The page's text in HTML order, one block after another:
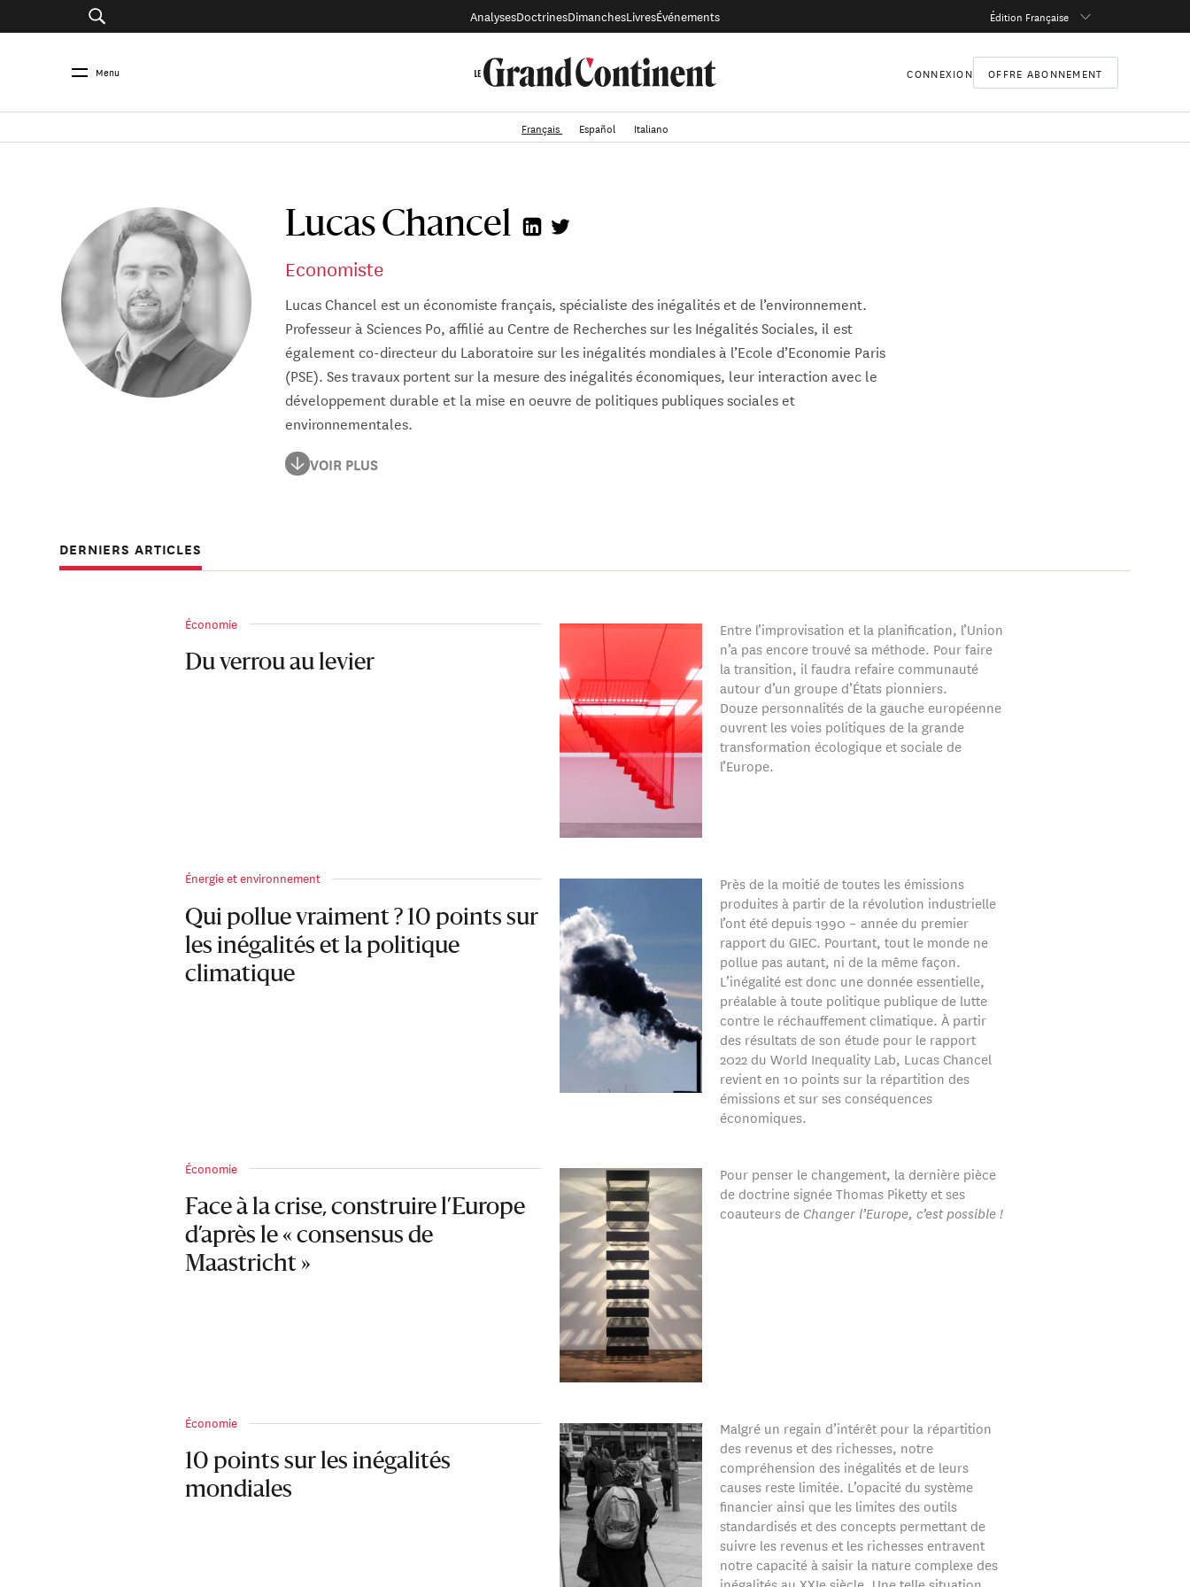
AnalysesDoctrinesDimanchesLivresÉvénements Édition Française
Menu CONNEXION OFFRE ABONNEMENT
Français Español Italiano
Lucas Chancel
Economiste
Lucas Chancel est un économiste français, spécialiste des inégalités et de l’environnement.
Professeur à Sciences Po, affilié au Centre de Recherches sur les Inégalités Sociales, il est
également co-directeur du Laboratoire sur les inégalités mondiales à l’Ecole d’Economie Paris
(PSE). Ses travaux portent sur la mesure des inégalités économiques, leur interaction avec le
développement durable et la mise en oeuvre de politiques publiques sociales et
environnementales.
Lucas Chancel est aussi Conseiller sénior à l‘Observatoire européen de la fiscalité et Chercheur
associé à l’Institut du Développement Durable et des relations internationales.
VOIR PLUS
DERNIERS ARTICLES
Économie
Du verrou au levier
Entre l’improvisation et la planification, l’Union
n’a pas encore trouvé sa méthode. Pour faire
la transition, il faudra refaire communauté
autour d’un groupe d’États pionniers.
Douze personnalités de la gauche européenne
ouvrent les voies politiques de la grande
transformation écologique et sociale de
l’Europe.
Énergie et environnement
Qui pollue vraiment ? 10 points sur
les inégalités et la politique
climatique
Près de la moitié de toutes les émissions
produites à partir de la révolution industrielle
l’ont été depuis 1990 – année du premier
rapport du GIEC. Pourtant, tout le monde ne
pollue pas autant, ni de la même façon.
L’inégalité est donc une donnée essentielle,
préalable à toute politique publique de lutte
contre le réchauffement climatique. À partir
des résultats de son étude pour le rapport
2022 du World Inequality Lab, Lucas Chancel
revient en 10 points sur la répartition des
émissions et sur ses conséquences
économiques.
Économie
Face à la crise, construire l’Europe
d’après le « consensus de
Maastricht »
Pour penser le changement, la dernière pièce
de doctrine signée Thomas Piketty et ses
coauteurs de Changer l’Europe, c’est possible !
Économie
10 points sur les inégalités
mondiales
Malgré un regain d’intérêt pour la répartition
des revenus et des richesses, notre
compréhension des inégalités et de leurs
causes reste limitée. L’opacité du système
financier ainsi que les limites des outils
standardisés et des concepts permettant de
suivre les revenus et les richesses entravent
notre capacité à saisir la nature complexe des